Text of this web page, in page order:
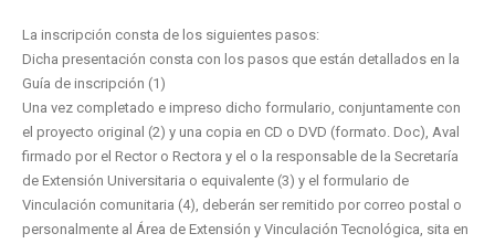
La inscripción consta de los siguientes pasos:
Dicha presentación consta con los pasos que están detallados en la
Guía de inscripción (1)
Una vez completado e impreso dicho formulario, conjuntamente con
el proyecto original (2) y una copia en CD o DVD (formato. Doc), Aval
firmado por el Rector o Rectora y el o la responsable de la Secretaría
de Extensión Universitaria o equivalente (3) y el formulario de
Vinculación comunitaria (4), deberán ser remitido por correo postal o
personalmente al Área de Extensión y Vinculación Tecnológica, sita en